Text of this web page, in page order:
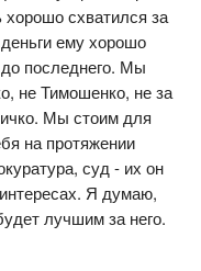
хорошо схватился за
ему хорошо
последнего. Мы
не Тимошенко, не за
Мы стоим для
на протяжении
суд - их он
Я думаю,
лучшим за него.